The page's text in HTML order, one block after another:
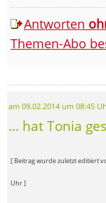
Antworten
Themen-Abo
am 09.02.2014 um 08:45
... hat Tonia
[ Beitrag wurde zuletzt editiert
Uhr ]